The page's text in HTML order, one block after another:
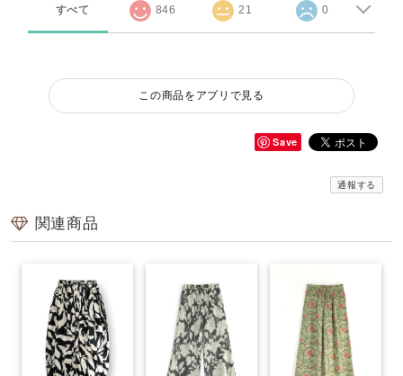
すべて 846 21 0
この商品をアプリで見る
Save
通報する
関連商品